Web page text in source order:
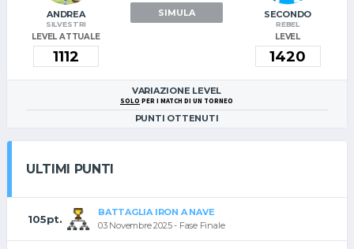
ANDREA
SILVESTRI
LEVEL ATTUALE
SIMULA SECONDO
REBEL
LEVEL
VARIAZIONE LEVEL
SOLO PER I MATCH DI UN TORNEO
PUNTI OTTENUTI
ULTIMI PUNTI
105pt.
BATTAGLIA IRON A NAVE
03 Novembre 2025 - Fase Finale